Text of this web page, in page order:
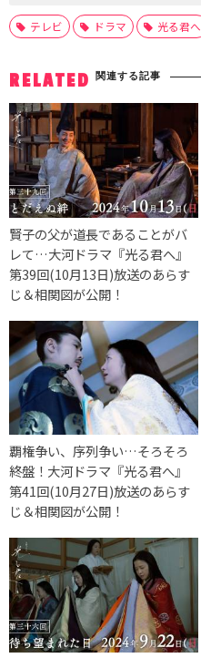
テレビ ドラマ 光る君へ
RELATED 関連する記事
賢子の父が道長であることがバ
レて…大河ドラマ『光る君へ』
第39回(10月13日)放送のあらす
じ＆相関図が公開！
覇権争い、序列争い…そろそろ
終盤！大河ドラマ『光る君へ』
第41回(10月27日)放送のあらす
じ＆相関図が公開！